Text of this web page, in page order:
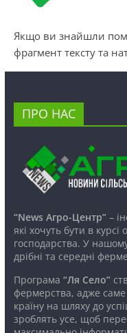
Якщо ви знайшли
фрагмент тексту та
ПРО НАС
“News Агро-Центр”–
які хочуть бути в курсі
господарства. У
дрібні та середні
Програма “Ля Село”
фермерства, адже саме
країну на шляху до
зроблять усе, щоб